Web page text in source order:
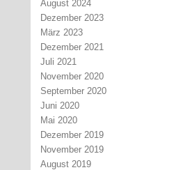
August 2024
Dezember 2023
März 2023
Dezember 2021
Juli 2021
November 2020
September 2020
Juni 2020
Mai 2020
Dezember 2019
November 2019
August 2019